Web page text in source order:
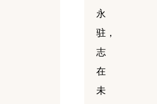
永
驻，
志
在
未